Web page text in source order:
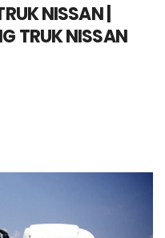
NISSAN |
TRUK NISSAN